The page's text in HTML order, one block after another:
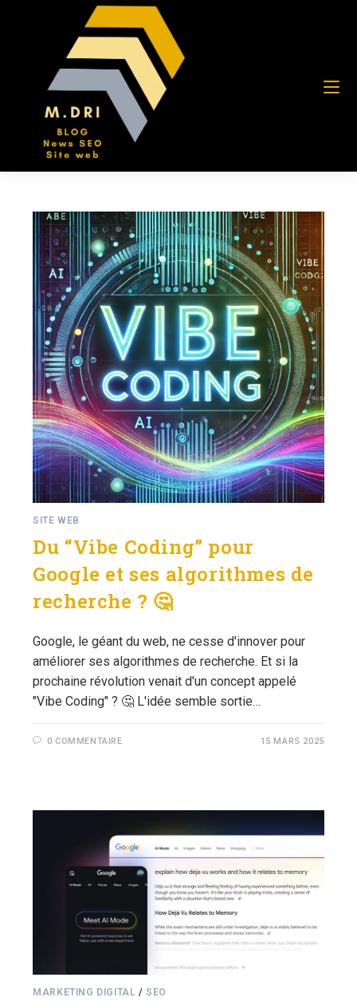
SITE WEB
Du “Vibe Coding” pour
Google et ses algorithmes de
recherche ? 🤔
Google, le géant du web, ne cesse d'innover pour
améliorer ses algorithmes de recherche. Et si la
prochaine révolution venait d'un concept appelé
"Vibe Coding" ? 🤔 L'idée semble sortie…
0 COMMENTAIRE 15 MARS 2025
MARKETING DIGITAL /SEO